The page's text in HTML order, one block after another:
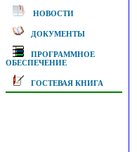
НОВОСТИ
ДОКУМЕНТЫ
ПРОГРАММНОЕ
ОБЕСПЕЧЕНИЕ
ГОСТЕВАЯ КНИГА